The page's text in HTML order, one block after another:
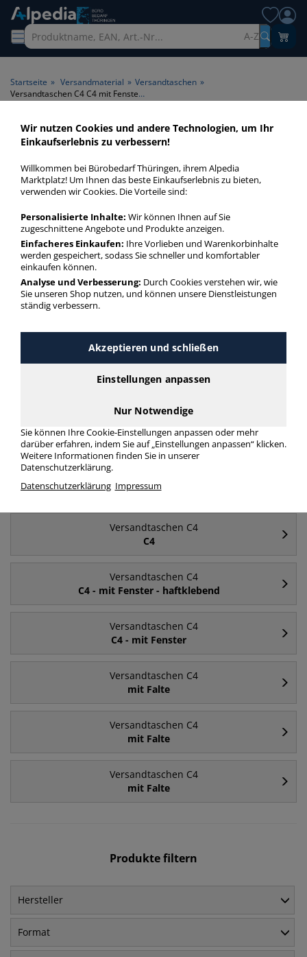
A-Z
Startseite » Versandmaterial » Versandtaschen »
Versandtaschen C4 C4 mit Fenster mit Falte
Versandtaschen C4 C4 mit
Fenster mit Falte > Format C4
> Fenster mit Fenster > Falte
mit Falte
Versandtaschen C4 C4 mit Fenster mit Falte in bester
Qualität zum günstigen Preis. Finden Sie schnell
Versandtaschen C4 C4 mit Fenster mit Falte mit unserer
Filter-Funktion.
Versandtaschen C4 C4 mit Fenster mit Falte
mehr Infos zur Kategorie
Versandtaschen C4
ohne Fenster
mit Fenster
Versandtaschen C4
C4
Versandtaschen C4
C4 - mit Fenster - haftklebend
Versandtaschen C4
C4 - mit Fenster
Versandtaschen C4
mit Falte
Versandtaschen C4
mit Falte
Versandtaschen C4
mit Falte
Produkte filtern
Hersteller
Format
Wir nutzen Cookies und andere Technologien, um Ihr
Einkaufserlebnis zu verbessern!
Willkommen bei Bürobedarf Thüringen, ihrem Alpedia
Marktplatz! Um Ihnen das beste Einkaufserlebnis zu bieten,
verwenden wir Cookies. Die Vorteile sind:
Personalisierte Inhalte: Wir können Ihnen auf Sie
zugeschnittene Angebote und Produkte anzeigen.
Einfacheres Einkaufen: Ihre Vorlieben und Warenkorbinhalte
werden gespeichert, sodass Sie schneller und komfortabler
einkaufen können.
Analyse und Verbesserung: Durch Cookies verstehen wir, wie
Sie unseren Shop nutzen, und können unsere Dienstleistungen
ständig verbessern.
Akzeptieren und schließen
Einstellungen anpassen
Nur Notwendige
Sie können Ihre Cookie-Einstellungen anpassen oder mehr
darüber erfahren, indem Sie auf „Einstellungen anpassen“ klicken.
Weitere Informationen finden Sie in unserer
Datenschutzerklärung.
Datenschutzerklärung Impressum